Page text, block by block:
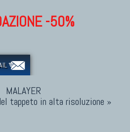
-50%
tappeto in alta risoluzione »